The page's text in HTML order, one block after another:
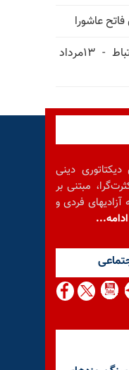
عاشورا
پیام به نیروهای خواهان ارتباط - ۱۳مرداد
دینی
مبتنی بر
فردی و
ادامه...